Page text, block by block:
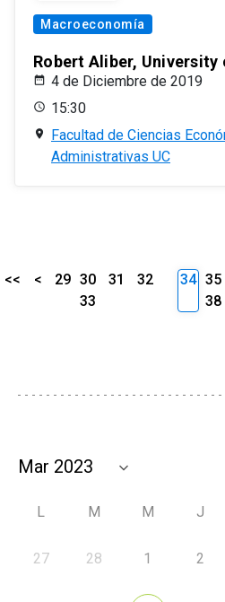
Macroeconomía
Robert Aliber, University
4 de Diciembre de 2019
15:30
Facultad de Ciencias
Administrativas UC
<< < 29 30 31
32
33
34 35
38
L M M J
27 28 1 2